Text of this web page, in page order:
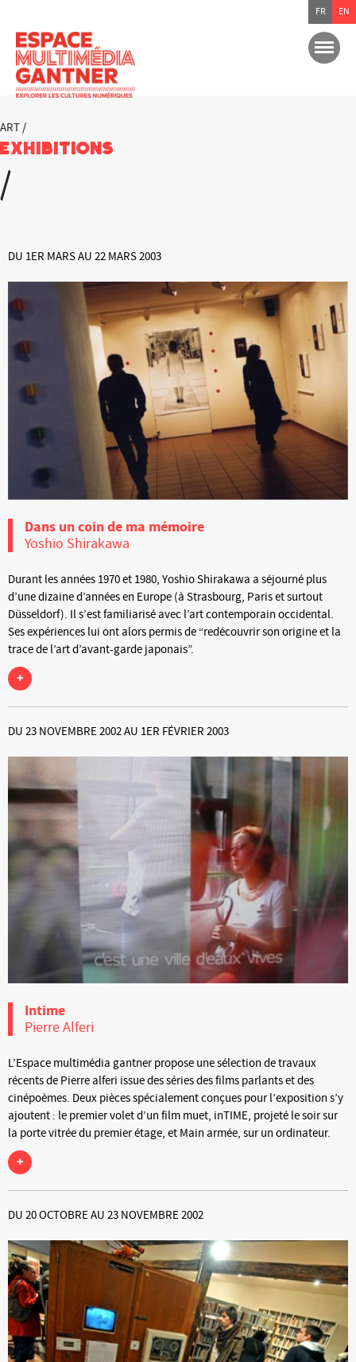
ART /
Exhibitions
/
DU 1ER MARS AU 22 MARS 2003
Dans un coin de ma mémoire
Yoshio Shirakawa
Durant les années 1970 et 1980, Yoshio Shirakawa a séjourné plus
d’une dizaine d’années en Europe (à Strasbourg, Paris et surtout
Düsseldorf). Il s’est familiarisé avec l’art contemporain occidental.
Ses expériences lui ont alors permis de “redécouvrir son origine et la
trace de l’art d’avant-garde japonais”.
+
DU 23 NOVEMBRE 2002 AU 1ER FÉVRIER 2003
Intime
Pierre Alferi
L’Espace multimédia gantner propose une sélection de travaux
récents de Pierre alferi issue des séries des films parlants et des
cinépoèmes. Deux pièces spécialement conçues pour l’exposition s’y
ajoutent : le premier volet d’un film muet, inTIME, projeté le soir sur
la porte vitrée du premier étage, et Main armée, sur un ordinateur.
+
DU 20 OCTOBRE AU 23 NOVEMBRE 2002
FR EN